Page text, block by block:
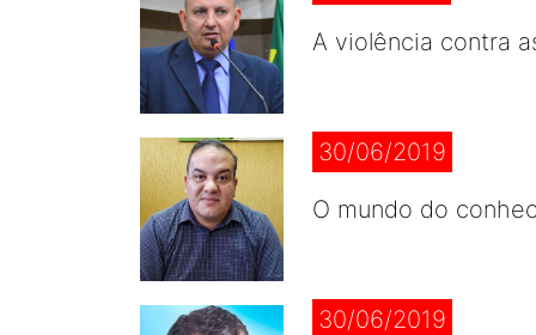
A violência contra
30/06/2019
O mundo do
30/06/2019